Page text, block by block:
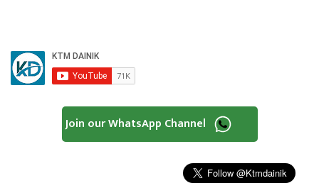
Join our WhatsApp Channel